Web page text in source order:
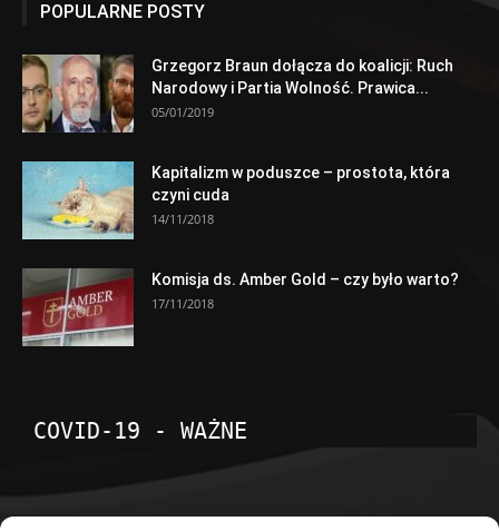
POPULARNE POSTY
Grzegorz Braun dołącza do koalicji: Ruch
Narodowy i Partia Wolność. Prawica...
05/01/2019
Kapitalizm w poduszce – prostota, która
czyni cuda
14/11/2018
Komisja ds. Amber Gold – czy było warto?
17/11/2018
COVID-19 - WAŻNE